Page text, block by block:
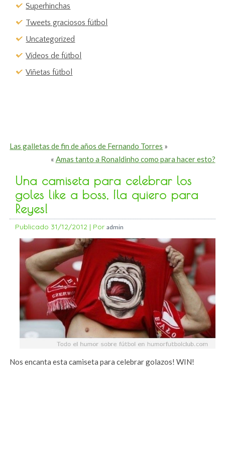
Superhinchas
Tweets graciosos fútbol
Uncategorized
Vídeos de fútbol
Viñetas fútbol
Las galletas de fin de años de Fernando Torres »
« Amas tanto a Ronaldinho como para hacer esto?
Una camiseta para celebrar los
goles like a boss, ¡la quiero para
Reyes!
Publicado 31/12/2012 | Por admin
Nos encanta esta camiseta para celebrar golazos! WIN!